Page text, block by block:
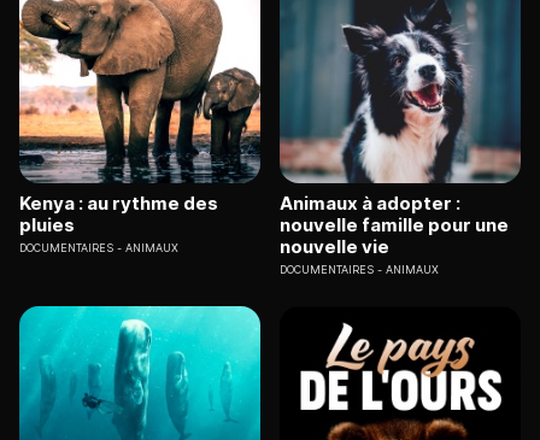
Kenya : au rythme des
pluies
DOCUMENTAIRES ANIMAUX
Animaux à adopter :
nouvelle famille pour une
nouvelle vie
DOCUMENTAIRES ANIMAUX